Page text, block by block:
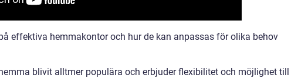
effektiva hemmakontor och hur de kan anpassas för olika behov
blivit alltmer populära och erbjuder flexibilitet och möjlighet till